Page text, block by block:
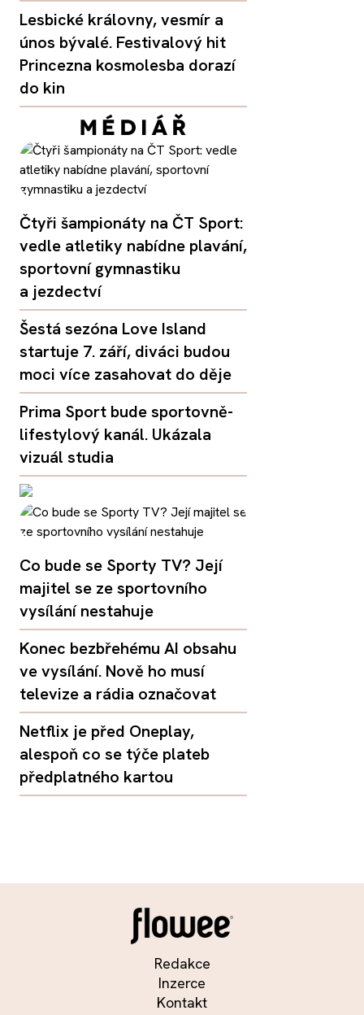
Lesbické královny, vesmír a
únos bývalé. Festivalový hit
Princezna kosmolesba dorazí
do kin
Čtyři šampionáty na ČT Sport:
vedle atletiky nabídne plavání,
sportovní gymnastiku
a jezdectví
Šestá sezóna Love Island
startuje 7. září, diváci budou
moci více zasahovat do děje
Prima Sport bude sportovně-
lifestylový kanál. Ukázala
vizuál studia
Co bude se Sporty TV? Její
majitel se ze sportovního
vysílání nestahuje
Konec bezbřehému AI obsahu
ve vysílání. Nově ho musí
televize a rádia označovat
Netflix je před Oneplay,
alespoň co se týče plateb
předplatného kartou
Redakce
Inzerce
Kontakt